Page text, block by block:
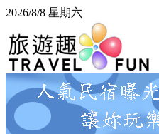
2026/8/8 星期六